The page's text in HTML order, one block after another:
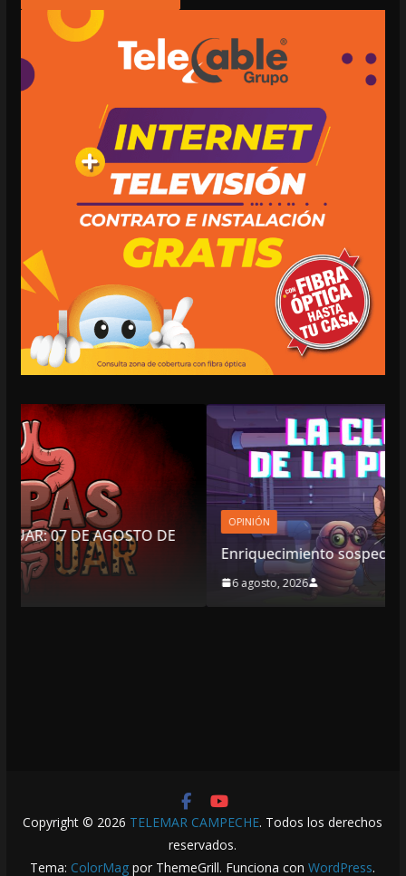
OPINIÓN
Enriquecimiento sospechoso
Copyright © 2026 TELEMAR CAMPECHE. Todos los derechos
reservados.
Tema: ColorMag por ThemeGrill. Funciona conWordPress.